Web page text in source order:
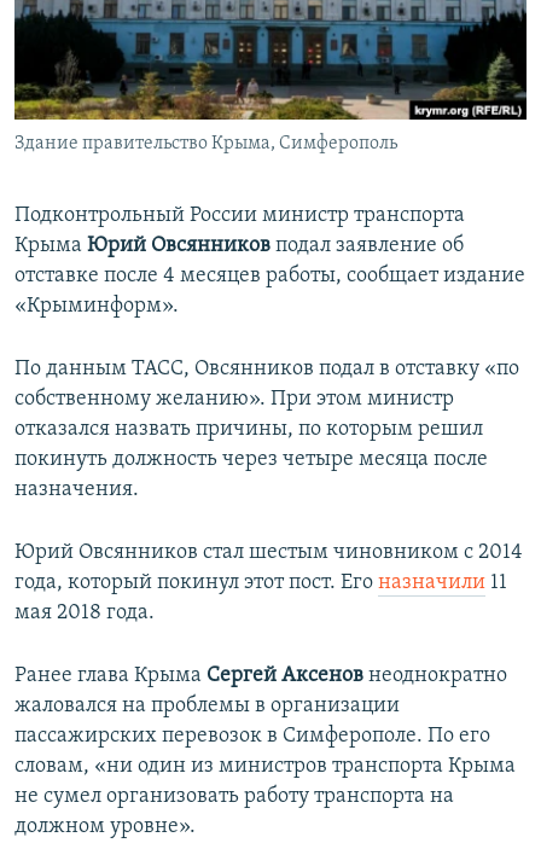
ПОБЕДИТЕЛЕЙ НЕ СУДЯТ?
КРЫМ.НЕПОКОРЕННЫЙ
ELIFBE
УКРАИНСКАЯ ПРОБЛЕМА КРЫМА
ПРИСОЕДИНЯЙТЕСЬ!
Здание правительство Крыма, Симферополь
Подконтрольный России министр транспорта
Крыма Юрий Овсянников подал заявление об
отставке после 4 месяцев работы, сообщает издание
«Крыминформ».
По данным ТАСС, Овсянников подал в отставку «по
собственному желанию». При этом министр
отказался назвать причины, по которым решил
покинуть должность через четыре месяца после
назначения.
Юрий Овсянников стал шестым чиновником с 2014
года, который покинул этот пост. Его назначили 11
мая 2018 года.
Ранее глава Крыма Сергей Аксенов неоднократно
жаловался на проблемы в организации
пассажирских перевозок в Симферополе. По его
словам, «ни один из министров транспорта Крыма
не сумел организовать работу транспорта на
должном уровне».